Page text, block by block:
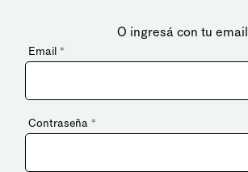
O ingresá con tu email
Email *
Contraseña *